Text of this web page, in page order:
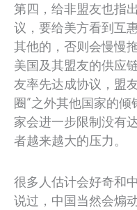
第四，给非盟友也指
议，要给美方看到互
其他的，否则会慢慢
美国及其盟友的供应
友率先达成协议，盟
圈”之外其他国家的
家会进一步限制没有
者越来越大的压力。
很多人估计会好奇和
说过，中国当然会煽